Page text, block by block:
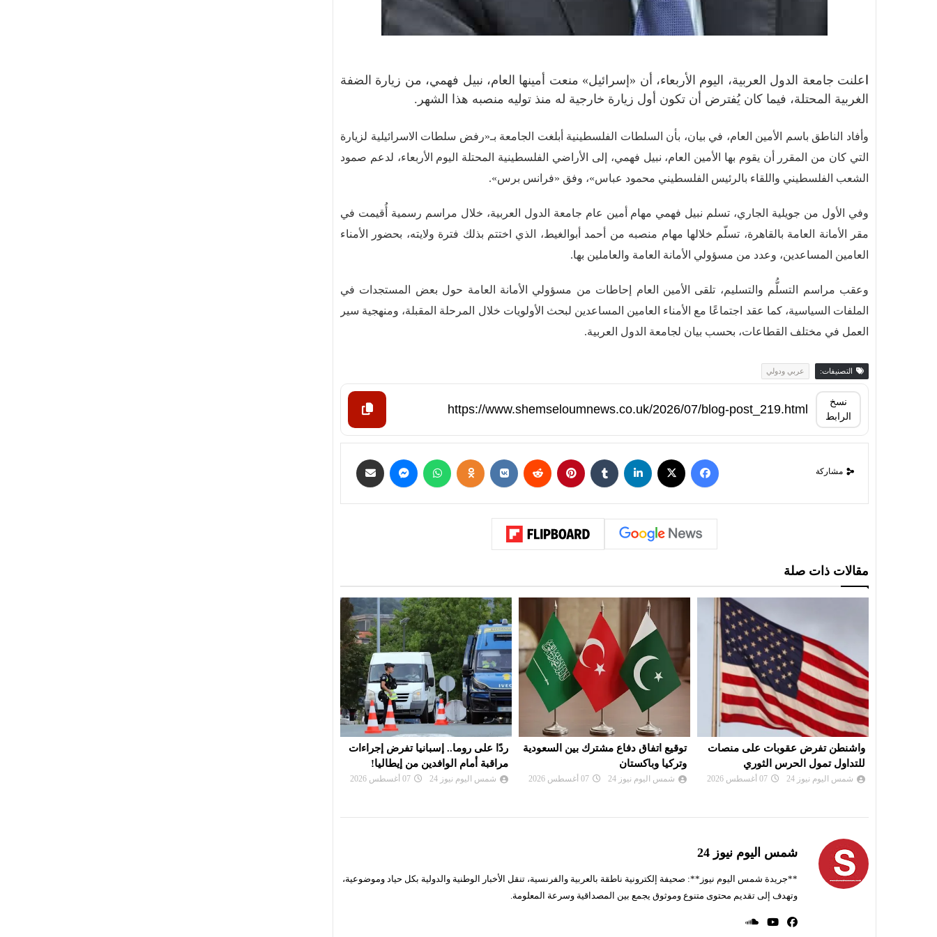
علنت جامعة الدول العربية، اليوم الأربعاء، أن «إسرائيل» منعت أمينها العام، نبيل فهمي، من زيارة الضفة
الغربية المحتلة، فيما كان يُفترض أن تكون أول زيارة خارجية له منذ توليه منصبه هذا الشهر.
وأفاد الناطق باسم الأمين العام، في بيان، بأن السلطات الفلسطينية أبلغت الجامعة بـ«رفض سلطات الاسرائيلية لزيارة
التي كان من المقرر أن يقوم بها الأمين العام، نبيل فهمي، إلى الأراضي الفلسطينية المحتلة اليوم الأربعاء، لدعم صمود
الشعب الفلسطيني واللقاء بالرئيس الفلسطيني محمود عباس»، وفق «فرانس برس».
وفي الأول من جويلية الجاري، تسلم نبيل فهمي مهام أمين عام جامعة الدول العربية، خلال مراسم رسمية أُقيمت في
مقر الأمانة العامة بالقاهرة، تسلّم خلالها مهام منصبه من أحمد أبوالغيط، الذي اختتم بذلك فترة ولايته، بحضور الأمناء
العامين المساعدين، وعدد من مسؤولي الأمانة العامة والعاملين بها.
وعقب مراسم التسلُّم والتسليم، تلقى الأمين العام إحاطات من مسؤولي الأمانة العامة حول بعض المستجدات في
الملفات السياسية، كما عقد اجتماعًا مع الأمناء العامين المساعدين لبحث الأولويات خلال المرحلة المقبلة، ومنهجية سير
العمل في مختلف القطاعات، بحسب بيان لجامعة الدول العربية.
التصنيفات: عربي ودولي
نسخ
الرابط
مشاركة
مقالات ذات صلة
توقيع اتفاق دفاع مشترك بين السعودية
وتركيا وباكستان
شمس اليوم نيوز 24 07 أغسطس 2026
ردًا على روما.. إسبانيا تفرض إجراءات
مراقبة أمام الوافدين من إيطاليا!
شمس اليوم نيوز 24 07 أغسطس 2026
واشنطن تفرض عقوبات على منصات
للتداول تمول الحرس الثوري
شمس اليوم نيوز 24 07 أغسطس 2026
شمس اليوم نيوز 24
**جريدة شمس اليوم نيوز**: صحيفة إلكترونية ناطقة بالعربية والفرنسية، تنقل الأخبار الوطنية والدولية بكل حياد وموضوعية،
وتهدف إلى تقديم محتوى متنوع وموثوق يجمع بين المصداقية وسرعة المعلومة.